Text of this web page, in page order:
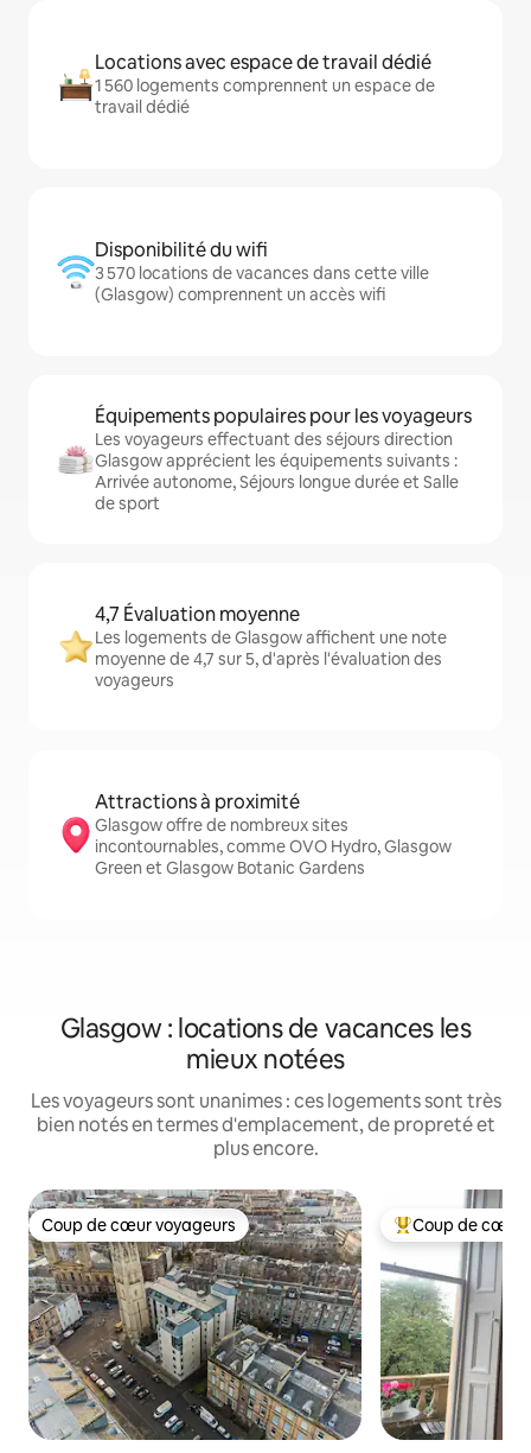
Locations avec espace de travail dédié
1 560 logements comprennent un espace de
travail dédié
Disponibilité du wifi
3 570 locations de vacances dans cette ville
(Glasgow) comprennent un accès wifi
Équipements populaires pour les voyageurs
Les voyageurs effectuant des séjours direction
Glasgow apprécient les équipements suivants :
Arrivée autonome, Séjours longue durée et Salle
de sport
4,7 Évaluation moyenne
Les logements de Glasgow affichent une note
moyenne de 4,7 sur 5, d'après l'évaluation des
voyageurs
Attractions à proximité
Glasgow offre de nombreux sites
incontournables, comme OVO Hydro, Glasgow
Green et Glasgow Botanic Gardens
Glasgow : locations de vacances les
mieux notées
Les voyageurs sont unanimes : ces logements sont très
bien notés en termes d'emplacement, de propreté et
plus encore.
Coup de cœur voyageurs
Coup de cœur voyageurs Coups de cœur
Coup de cœur